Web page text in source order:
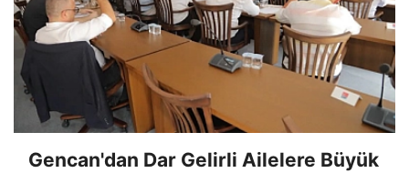
Gencan'dan Dar Gelirli Ailelere Büyük